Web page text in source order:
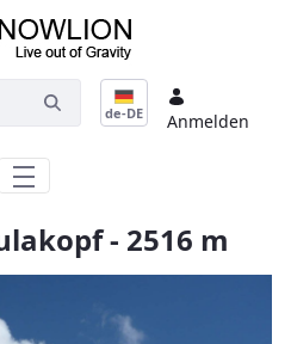
de-DE Anmelden
- 2516 m